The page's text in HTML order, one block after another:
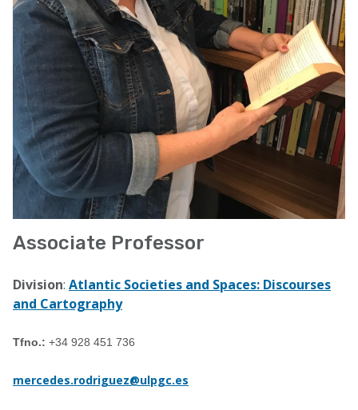
Associate Professor
Division: Atlantic Societies and Spaces: Discourses
and Cartography
Tfno.: +34 928 451 736
mercedes.rodriguez@ulpgc.es